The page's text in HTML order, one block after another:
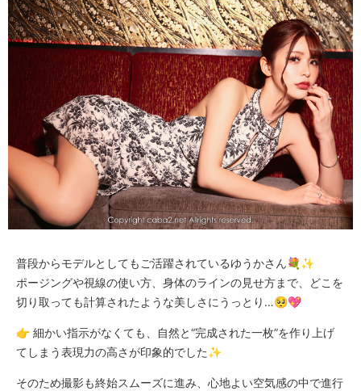
普段からモデルとしてもご活躍されているゆうかさん💐✨
ポージングや視線の使い方、身体のラインの見せ方まで、どこを
切り取っても計算されたような美しさにうっとり…🥺💖
👉 細かい指示がなくても、自然と“完成された一枚”を作り上げ
てしまう表現力の高さが印象的でした✨
そのため撮影も終始スムーズに進み、心地よい空気感の中で進行